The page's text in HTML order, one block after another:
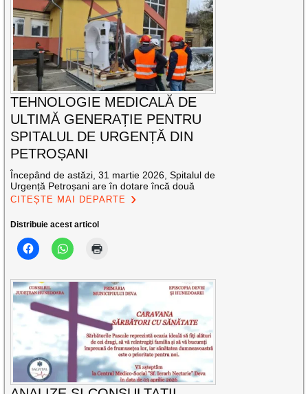
TEHNOLOGIE MEDICALĂ DE
ULTIMĂ GENERAȚIE PENTRU
SPITALUL DE URGENȚĂ DIN
PETROȘANI
Începând de astăzi, 31 martie 2026, Spitalul de
Urgență Petroșani are în dotare încă două
CITEȘTE MAI DEPARTE
Distribuie acest articol